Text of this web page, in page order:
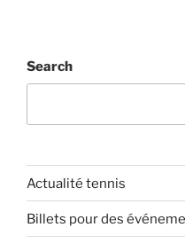
Search
Actualité tennis
Billets pour des